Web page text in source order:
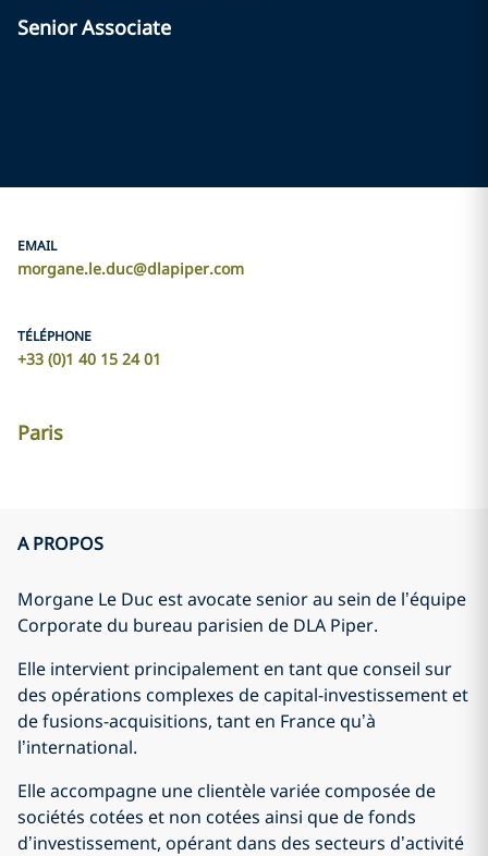
Senior Associate
EMAIL
morgane.le.duc@dlapiper.com
TÉLÉPHONE
+33 (0)1 40 15 24 01
Paris
A PROPOS
Morgane Le Duc est avocate senior au sein de l’équipe
Corporate du bureau parisien de DLA Piper.
Elle intervient principalement en tant que conseil sur
des opérations complexes de capital-investissement et
de fusions-acquisitions, tant en France qu’à
l’international.
Elle accompagne une clientèle variée composée de
sociétés cotées et non cotées ainsi que de fonds
d’investissement, opérant dans des secteurs d’activité